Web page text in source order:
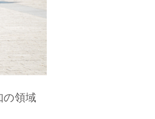
の領域